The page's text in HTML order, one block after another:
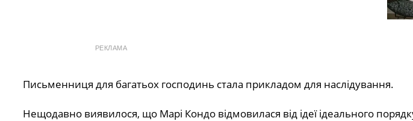
РЕКЛАМА
Письменниця для багатьох господинь стала прикладом для наслідування.
Нещодавно виявилося, що Марі Кондо відмовилася від ідеї ідеального